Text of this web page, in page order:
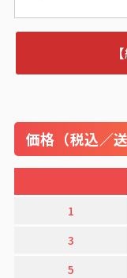
価格（税込／送
1
3
5